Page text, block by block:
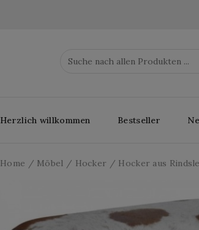
Herzlich willkommen Bestseller
Home Möbel Hocker Hocker aus